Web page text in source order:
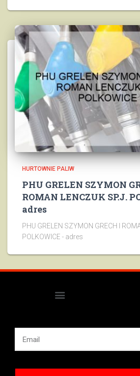
HURTOWNIE PALIW
PHU GRELEN SZYMON
ROMAN LENCZUK SP.J.
adres
PHU GRELEN SZYMON GRECH I
POLKOWICE - adres